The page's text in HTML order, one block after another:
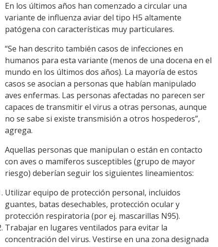
En los últimos años han comenzado a circular una
variante de influenza aviar del tipo H5 altamente
patógena con características muy particulares.
“Se han descrito también casos de infecciones en
humanos para esta variante (menos de una docena en el
mundo en los últimos dos años). La mayoría de estos
casos se asocian a personas que habían manipulado
aves enfermas. Las personas afectadas no parecen ser
capaces de transmitir el virus a otras personas, aunque
no se sabe si existe transmisión a otros hospederos”,
agrega.
Aquellas personas que manipulan o están en contacto
con aves o mamíferos susceptibles (grupo de mayor
riesgo) deberían seguir los siguientes lineamientos:
Utilizar equipo de protección personal, incluidos
guantes, batas desechables, protección ocular y
protección respiratoria (por ej. mascarillas N95).
Trabajar en lugares ventilados para evitar la
concentración del virus. Vestirse en una zona designada